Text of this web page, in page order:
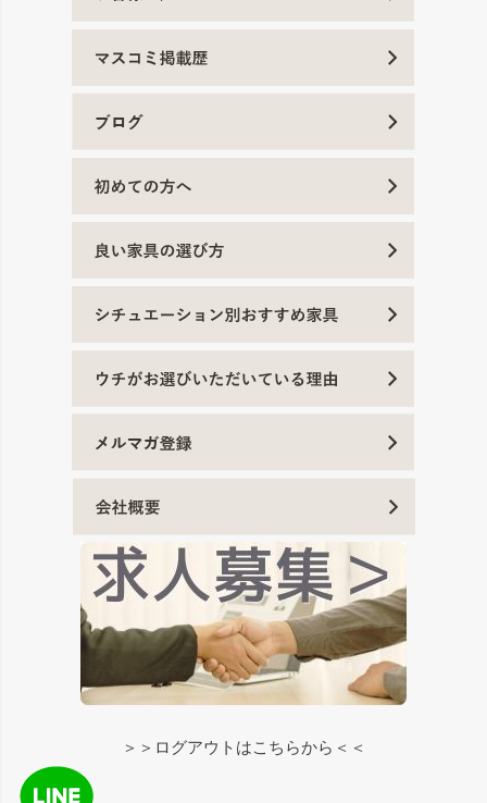
＞＞ログアウトはこちらから＜＜